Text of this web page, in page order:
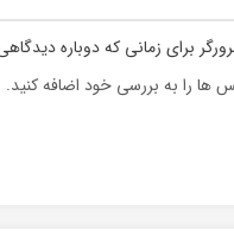
برای زمانی که دوباره
ها را به بررسی خود اضافه کنید.